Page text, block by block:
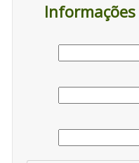
Informações